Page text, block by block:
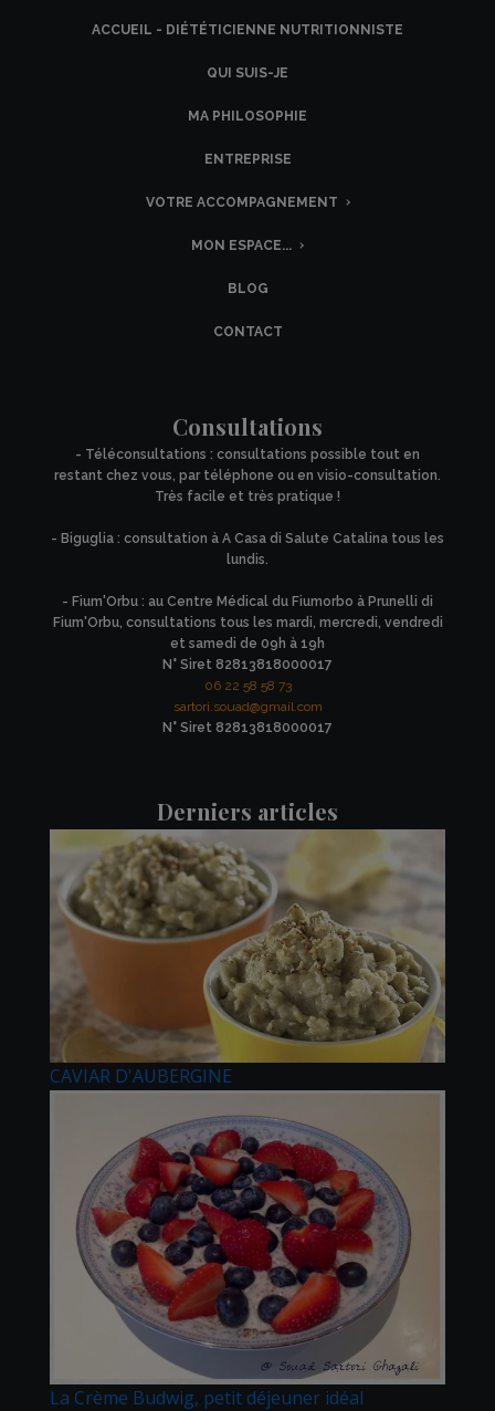
ACCUEIL - DIÉTÉTICIENNE NUTRITIONNISTE
QUI SUIS-JE
MA PHILOSOPHIE
ENTREPRISE
VOTRE ACCOMPAGNEMENT
MON ESPACE...
BLOG
CONTACT
Consultations
- Téléconsultations : consultations possible tout en
restant chez vous, par téléphone ou en visio-consultation.
Très facile et très pratique !
- Biguglia : consultation à A Casa di Salute Catalina tous les
lundis.
- Fium'Orbu : au Centre Médical du Fiumorbo à Prunelli di
Fium'Orbu, consultations tous les mardi, mercredi, vendredi
et samedi de 09h à 19h
N° Siret 82813818000017
06 22 58 58 73
sartori.souad@gmail.com
N° Siret 82813818000017
Derniers articles
CAVIAR D'AUBERGINE
La Crème Budwig, petit déjeuner idéal